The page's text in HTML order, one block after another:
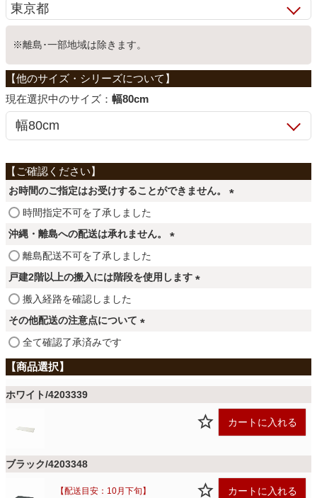
学習机
ホームオフィス
寝具
カーテン
ラグ
マット
生活用品
※離島･一部地域は除きます。
サイズ： 幅80cm
お時間のご指定はお受けすることができません。
時間指定不可を了承しました
沖縄・離島への配送は承れません。
必
離島配送不可を了承しました
戸建2階以上の搬入には階段を使用します
搬入経路を確認しました
その他配送の注意点について
必
須
)
全て確認了承済みです
ホワイト/4203339
カートに入れる
ブラック/4203348
【配送目安：10月下旬】 カートに入れる